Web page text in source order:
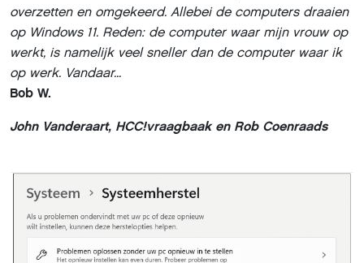
overzetten en omgekeerd. Allebei de computers draaien
op Windows 11. Reden: de computer waar mijn vrouw op
werkt, is namelijk veel sneller dan de computer waar ik
op werk. Vandaar...
Bob W.
John Vanderaart, HCC!vraagbaak en Rob Coenraads